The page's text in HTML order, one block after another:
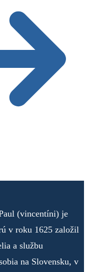
(vincentíni) je
v roku 1625 založil
a službu
na Slovensku, v